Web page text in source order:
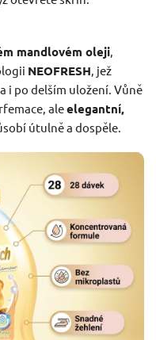
mandlovém oleji,
NEOFRESH, jež
i po delším uložení. Vůně
aleelegantní,
útulně a dospěle.